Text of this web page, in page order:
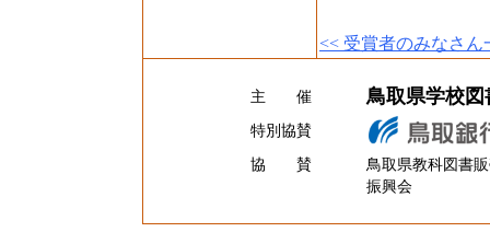
<< 受賞者のみなさん
主 催 鳥取県学校
特別協賛
協 賛
鳥取県教科図書
振興会